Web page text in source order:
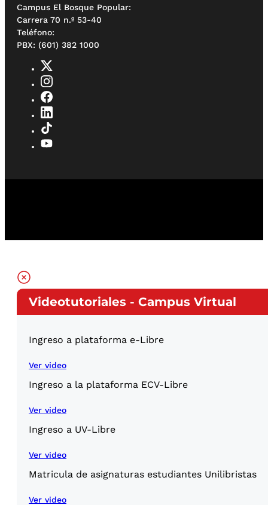
Campus El Bosque Popular:
Carrera 70 n.º 53-40
Teléfono:
PBX: (601) 382 1000
Videotutoriales - Campus Virtual
Ingreso a plataforma e-Libre
Ver video
Ingreso a la plataforma ECV-Libre
Ver video
Ingreso a UV-Libre
Ver video
Matricula de asignaturas estudiantes Unilibristas
Ver video